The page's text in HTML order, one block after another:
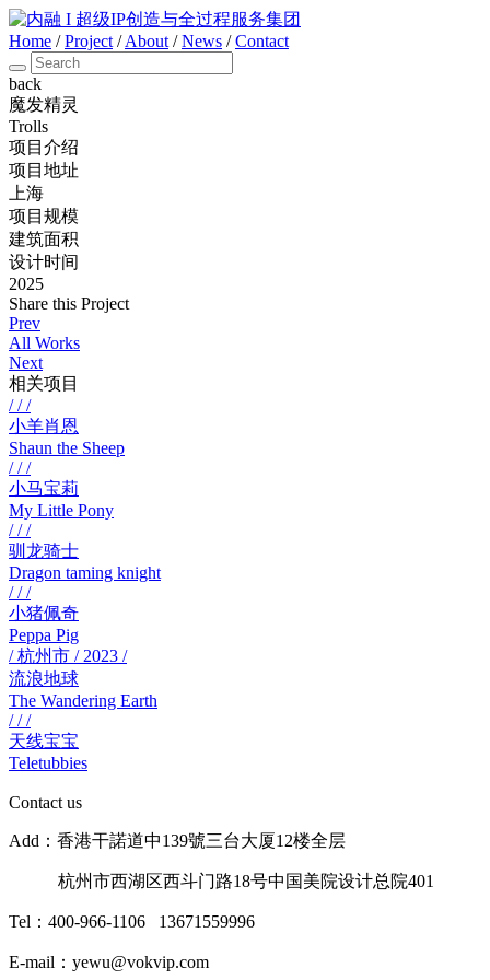
Home /Project /About /News /Contact
back
魔发精灵
Trolls
项目介绍
项目地址
上海
项目规模
建筑面积
设计时间
2025
Share this Project
Prev
All Works
Next
相关项目
/ / /
小羊肖恩
Shaun the Sheep
/ / /
小马宝莉
My Little Pony
/ / /
驯龙骑士
Dragon taming knight
/ / /
小猪佩奇
Peppa Pig
/ 杭州市 / 2023 /
流浪地球
The Wandering Earth
/ / /
天线宝宝
Teletubbies
Contact us
Add：香港干諾道中139號三台大厦12楼全层
杭州市西湖区西斗门路18号中国美院设计总院401
Tel：400-966-1106 13671559996
E-mail：yewu@vokvip.com